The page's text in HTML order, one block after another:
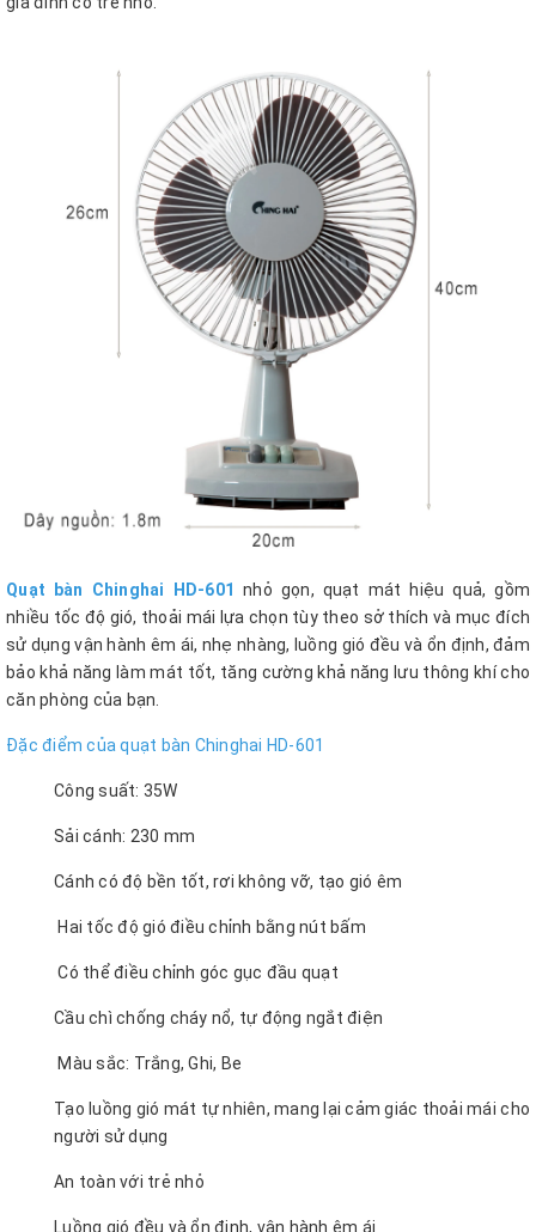
Quạt bàn Chinghai HD-601
nhỏ gọn, quạt mát hiệu quả, gồm
nhiều tốc độ gió, thoải mái lựa chọn tùy theo sở thích và mục đích
sử dụng vận hành êm ái, nhẹ nhàng, luồng gió đều và ổn định, đảm
bảo khả năng làm mát tốt, tăng cường khả năng lưu thông khí cho
căn phòng của bạn.
Đặc điểm của quạt bàn Chinghai HD-601
Công suất: 35W
Sải cánh: 230 mm
Cánh có độ bền tốt, rơi không vỡ, tạo gió êm
Hai tốc độ gió điều chỉnh bằng nút bấm
Có thể điều chỉnh góc gục đầu quạt
Cầu chì chống cháy nổ, tự động ngắt điện
Màu sắc: Trắng, Ghi, Be
Tạo luồng gió mát tự nhiên, mang lại cảm giác thoải mái cho
người sử dụng
An toàn với trẻ nhỏ
Luồng gió đều và ổn định, vận hành êm ái